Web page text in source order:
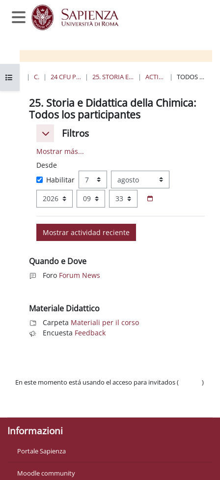
Salta al contenido principal
Panel lateral
Abrir índice del curso
CURSOS 24 CFU PER L'INSEGNAMENTO 25. STORIA E DIDATTICA DELLA CHIMICA ACTIVIDAD RECIENTE TODOS LOS PARTICIPANTES
25. Storia e Didattica della Chimica:
Todos los participantes
Filtros
Filtros Filtros
Mostrar más...
Desde
Desde
Habilitar Día
Año Hora Minuto
Quando e Dove
Foro Forum News
Materiale Didattico
Carpeta Materiali per il corso
Encuesta Feedback
En este momento está usando el acceso para invitados (
)
Informazioni
Portale Sapienza
Moodle community